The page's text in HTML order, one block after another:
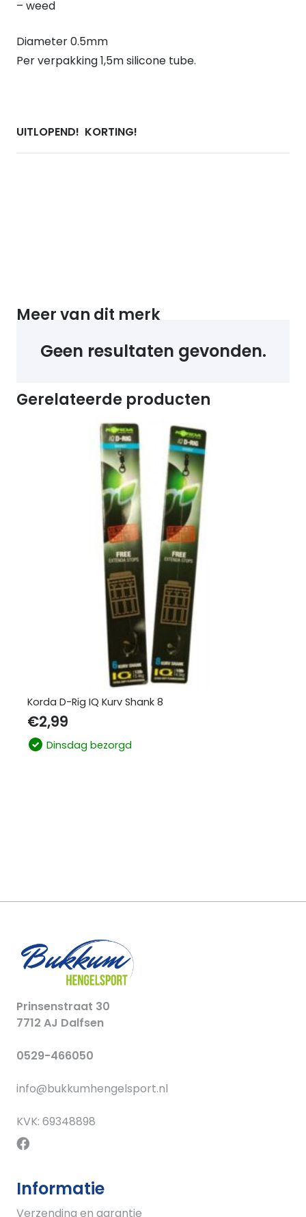
– weed
Diameter 0.5mm
Per verpakking 1,5m silicone tube.
UITLOPEND! KORTING!
Meer van dit merk
Geen resultaten gevonden.
Gerelateerde producten
Korda D-Rig IQ Kurv Shank 8
€2,99
Dinsdag bezorgd
Prinsenstraat 30
7712 AJ Dalfsen
0529-466050
info@bukkumhengelsport.nl
KVK: 69348898
Informatie
Verzending en garantie